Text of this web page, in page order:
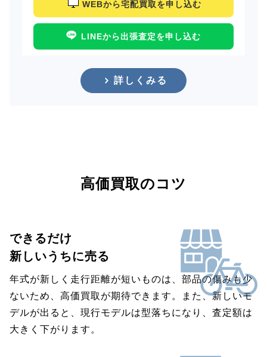
WEBから宅配買取を申し込む
LINEから出張査定を申し込む
詳しくみる
高価買取のコツ
できるだけ
新しいうちに売る
年式が新しく走行距離が短いものは、部品の傷みも少
ないため、高価買取が期待できます。また、新しいモ
デルが出ると、現行モデルは型落ちになり、査定額は
大きく下がります。